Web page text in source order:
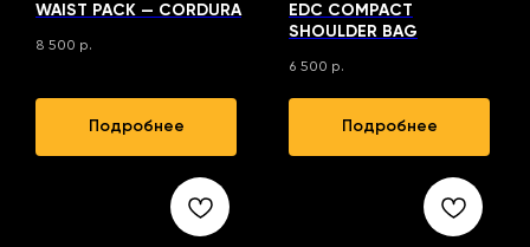
WAIST PACK — CORDURA
8 500 р.
Подробнее
EDC COMPACT
SHOULDER BAG
6 500 р.
Подробнее